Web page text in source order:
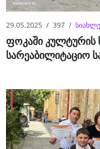
29.05.2025 397 სიახლე
ფოკაში კულტურის
სარეაბილიტაციო